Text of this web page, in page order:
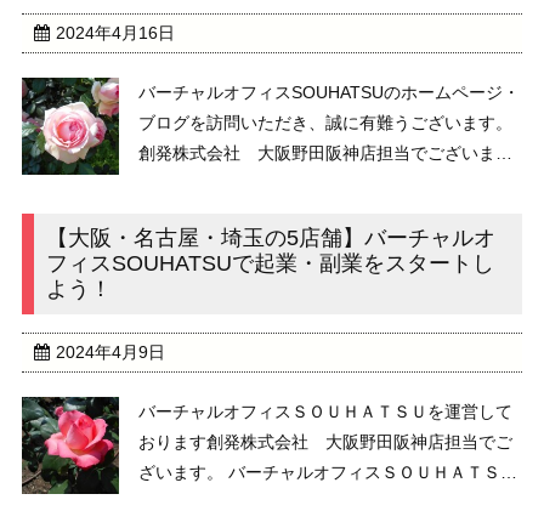
2024年4月16日
バーチャルオフィスSOUHATSUのホームページ・
ブログを訪問いただき、誠に有難うございます。
創発株式会社 大阪野田阪神店担当でございま
つである野田藤でございます。 大阪 ...
【大阪・名古屋・埼玉の5店舗】バーチャルオ
フィスSOUHATSUで起業・副業をスタートし
よう！
2024年4月9日
バーチャルオフィスＳＯＵＨＡＴＳＵを運営して
おります創発株式会社 大阪野田阪神店担当でご
ざいます。 バーチャルオフィスＳＯＵＨＡＴＳＵ